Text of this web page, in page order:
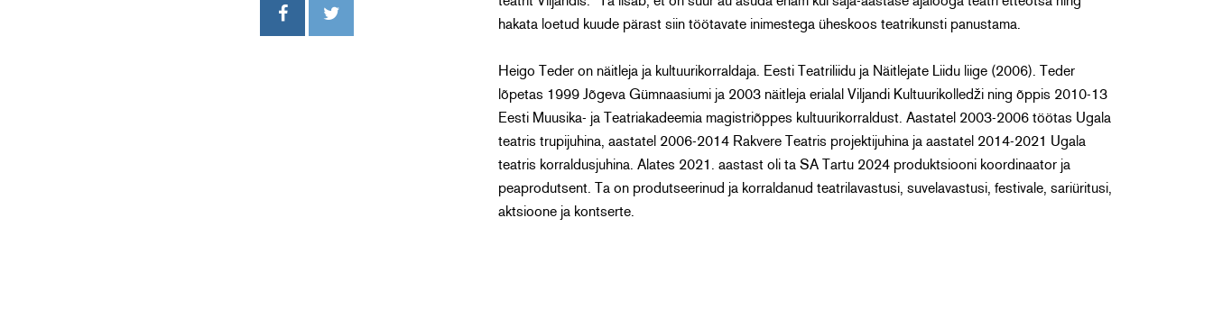
hakata loetud kuude pärast siin töötavate inimestega üheskoos teatrikunsti panustama.
Heigo Teder on näitleja ja kultuurikorraldaja. Eesti Teatriliidu ja Näitlejate Liidu liige (2006). Teder
lõpetas 1999 Jõgeva Gümnaasiumi ja 2003 näitleja erialal Viljandi Kultuurikolledži ning õppis 2010-13
Eesti Muusika- ja Teatriakadeemia magistriõppes kultuurikorraldust. Aastatel 2003-2006 töötas Ugala
teatris trupijuhina, aastatel 2006-2014 Rakvere Teatris projektijuhina ja aastatel 2014-2021 Ugala
teatris korraldusjuhina. Alates 2021. aastast oli ta SA Tartu 2024 produktsiooni koordinaator ja
peaprodutsent. Ta on produtseerinud ja korraldanud teatrilavastusi, suvelavastusi, festivale, sariüritusi,
aktsioone ja kontserte.